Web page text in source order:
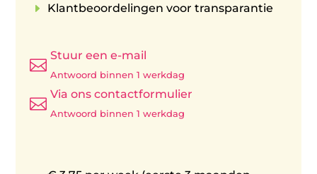
E Klantbeoordelingen voor transparantie

Stuur een e-mail
Antwoord binnen 1 werkdag

Via ons contactformulier
Antwoord binnen 1 werkdag